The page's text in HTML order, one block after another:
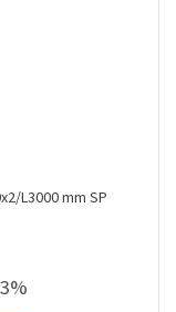
L3000 mm SP